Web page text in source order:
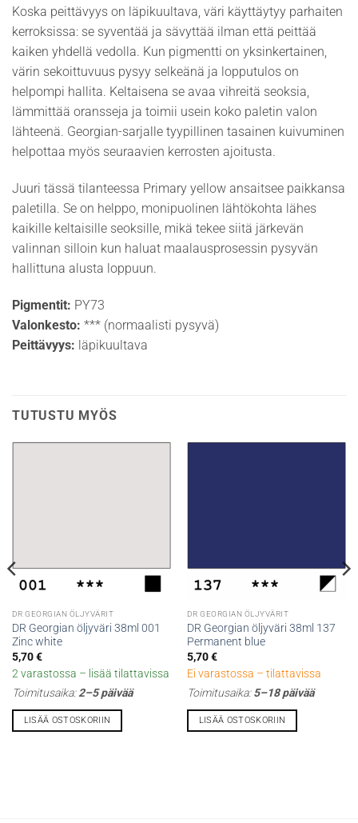
Koska peittävyys on läpikuultava, väri käyttäytyy parhaiten
kerroksissa: se syventää ja sävyttää ilman että peittää
kaiken yhdellä vedolla. Kun pigmentti on yksinkertainen,
värin sekoittuvuus pysyy selkeänä ja lopputulos on
helpompi hallita. Keltaisena se avaa vihreitä seoksia,
lämmittää oransseja ja toimii usein koko paletin valon
lähteenä. Georgian-sarjalle tyypillinen tasainen kuivuminen
helpottaa myös seuraavien kerrosten ajoitusta.
Juuri tässä tilanteessa Primary yellow ansaitsee paikkansa
paletilla. Se on helppo, monipuolinen lähtökohta lähes
kaikille keltaisille seoksille, mikä tekee siitä järkevän
valinnan silloin kun haluat maalausprosessin pysyvän
hallittuna alusta loppuun.
Pigmentit: PY73
Valonkesto: *** (normaalisti pysyvä)
Peittävyys: läpikuultava
TUTUSTU MYÖS
DR GEORGIAN ÖLJYVÄRIT
DR Georgian öljyväri 38ml 001
Zinc white
5,70€
2 varastossa – lisää tilattavissa
Toimitusaika:2–5 päivää
LISÄÄ OSTOSKORIIN
DR GEORGIAN ÖLJYVÄRIT
DR Georgian öljyväri 38ml 137
Permanent blue
5,70€
Ei varastossa – tilattavissa
Toimitusaika:5–18 päivää
LISÄÄ OSTOSKORIIN